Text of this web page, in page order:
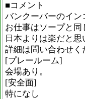
■コメント
バンクーバーのイン
お仕事はソープと
日本よりは楽だと思
詳細は問い合わせく
[プレールーム]
会場あり。
[安全面]
特になし